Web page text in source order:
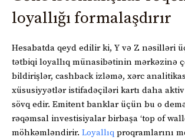
loyallığı formalaşdırır
Hesabatda qeyd edilir ki, Y və Z nəsilləri
tətbiqi loyallıq münasibətinin mərkəzinə
bildirişlər, cashback izləmə, xərc
xüsusiyyətlər istifadəçiləri kartı daha
sövq edir. Emitent banklar üçün bu o
rəqəmsal investisiyalar birbaşa ‘top of
möhkəmləndirir. Loyallıq proqramlarını